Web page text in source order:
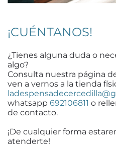
¡CUÉNTANOS!
¿Tienes alguna duda o
algo?
Consulta nuestra página
ven a vernos a la tienda
whatsapp 692106811 o
de contacto.
¡De cualquier forma
atenderte!